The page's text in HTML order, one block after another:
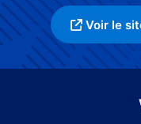
Voir le